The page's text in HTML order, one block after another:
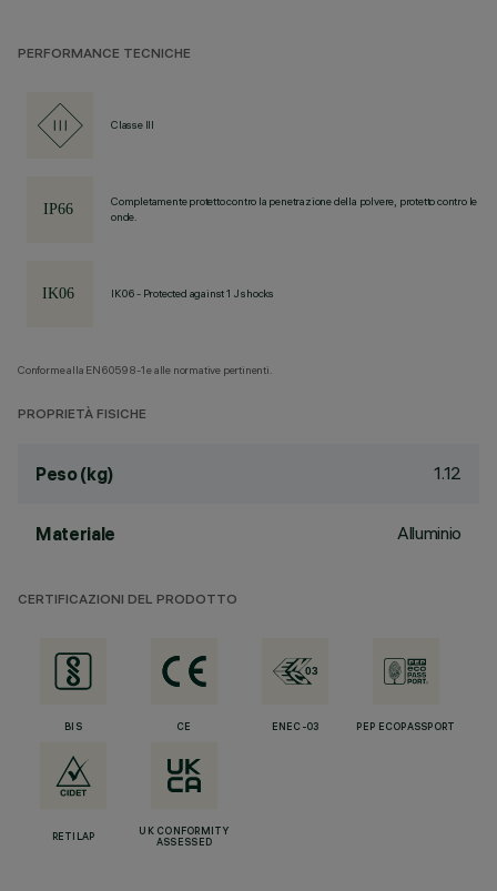
PERFORMANCE TECNICHE
Classe III
Completamente protetto contro la penetrazione della polvere, protetto contro le
onde.
IK06 - Protected against 1 J shocks
Conforme alla EN60598-1 e alle normative pertinenti.
PROPRIETÀ FISICHE
Peso (kg) 1.12
Materiale Alluminio
CERTIFICAZIONI DEL PRODOTTO
BIS CE ENEC-03 PEP ECOPASSPORT
RETILAP
UK CONFORMITY
ASSESSED